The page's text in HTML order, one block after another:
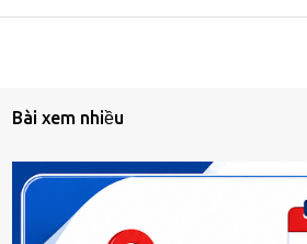
Bài xem nhiều